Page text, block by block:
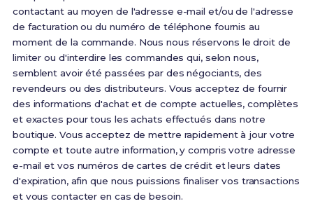
contactant au moyen de l'adresse e-mail et/ou de l'adresse
de facturation ou du numéro de téléphone fournis au
moment de la commande. Nous nous réservons le droit de
limiter ou d'interdire les commandes qui, selon nous,
semblent avoir été passées par des négociants, des
revendeurs ou des distributeurs. Vous acceptez de fournir
des informations d'achat et de compte actuelles, complètes
et exactes pour tous les achats effectués dans notre
boutique. Vous acceptez de mettre rapidement à jour votre
compte et toute autre information, y compris votre adresse
e-mail et vos numéros de cartes de crédit et leurs dates
d'expiration, afin que nous puissions finaliser vos transactions
et vous contacter en cas de besoin.